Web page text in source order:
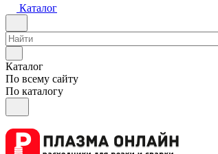
Каталог
Каталог
По всему сайту
По каталогу